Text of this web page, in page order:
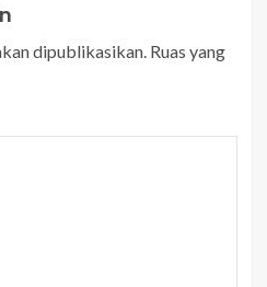
dipublikasikan. Ruas yang